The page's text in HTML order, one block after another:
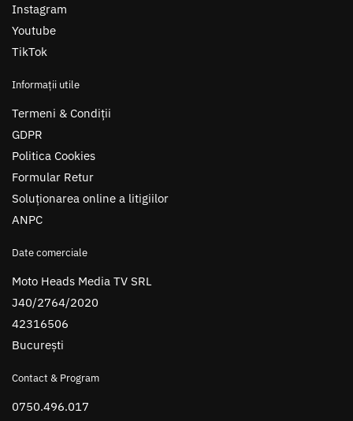
Instagram
Youtube
TikTok
Informații utile
Termeni & Condiții
GDPR
Politica Cookies
Formular Retur
Soluționarea online a litigiilor
ANPC
Date comerciale
Moto Heads Media TV SRL
J40/2764/2020
42316506
București
Contact & Program
0750.496.017